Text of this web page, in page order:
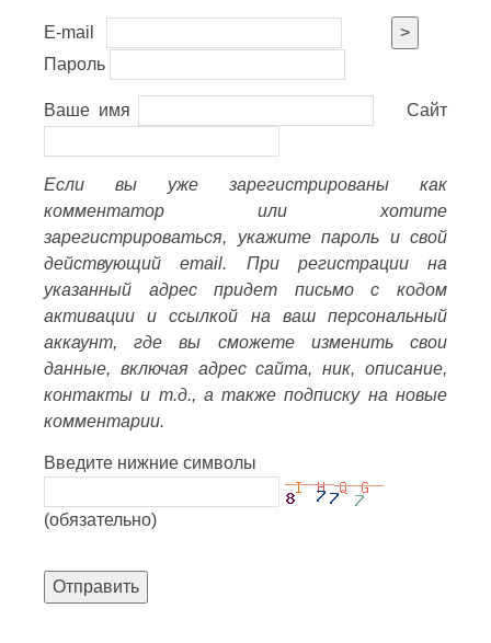
E-mail
>
Пароль
Ваше имя Сайт
Если вы уже зарегистрированы как
комментатор или хотите
зарегистрироваться, укажите пароль и свой
действующий email. При регистрации на
указанный адрес придет письмо с кодом
активации и ссылкой на ваш персональный
аккаунт, где вы сможете изменить свои
данные, включая адрес сайта, ник, описание,
контакты и т.д., а также подписку на новые
комментарии.
Введите нижние символы
(обязательно)
Отправить